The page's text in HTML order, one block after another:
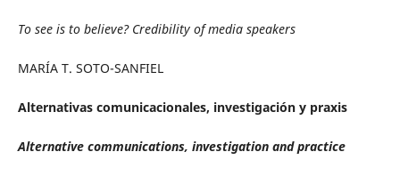
To see is to believe? Credibility of media speakers
MARÍA T. SOTO-SANFIEL
Alternativas comunicacionales, investigación y praxis
Alternative communications, investigation and practice